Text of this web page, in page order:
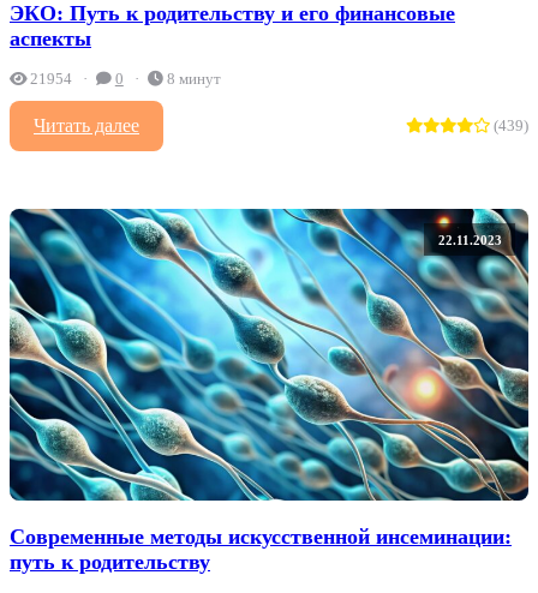
ЭКО: Путь к родительству и его финансовые
аспекты
21954 0 8 минут
Читать далее (439)
22.11.2023
Современные методы искусственной инсеминации:
путь к родительству